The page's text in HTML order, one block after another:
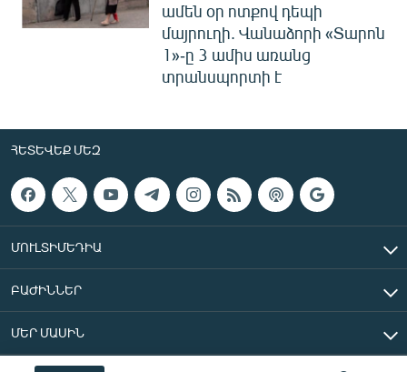
ամեն օր ոտքով դեպի
մայրուղի. Վանաձորի «Տարոն
1»-ը 3 ամիս առանց
տրանսպորտի է
ՀԵՏԵՎԵՔ ՄԵԶ
ՄՈՒԼՏԻՄԵԴԻԱ
ԲԱԺԻՆՆԵՐ
ՄԵՐ ՄԱՍԻՆ